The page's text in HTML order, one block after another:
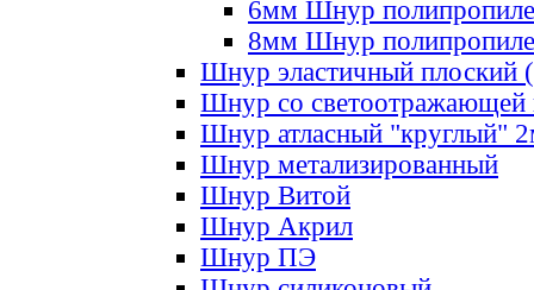
6мм Шнур
8мм Шнур
Шнур эластичный плоский
Шнур со светоотражающей
Шнур атласный "круглый"
Шнур метализированный
Шнур Витой
Шнур Акрил
Шнур ПЭ